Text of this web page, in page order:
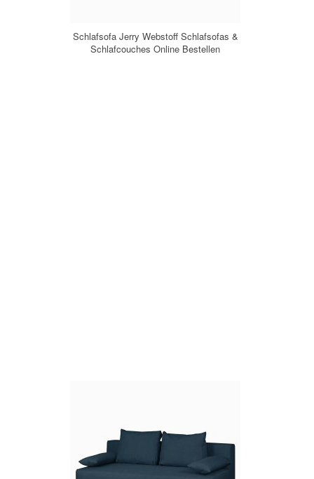
Schlafsofa Jerry Webstoff Schlafsofas &
Schlafcouches Online Bestellen